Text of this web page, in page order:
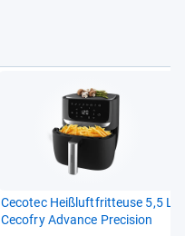
Ceco­tec Heiß­luft­frit­teuse 5,5 L
Ceco­fry Advance Pre­ci­sion